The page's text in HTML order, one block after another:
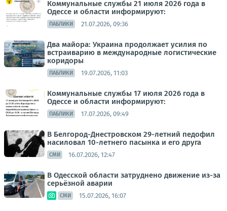
Коммунальные службы 21 июля 2026 года в
Одессе и области информируют:
ПАБЛИКИ 21.07.2026, 09:36
Два майора: Украина продолжает усилия по
встраиварию в международные логистические
коридоры
ПАБЛИКИ 19.07.2026, 11:03
Коммунальные службы 17 июля 2026 года в
Одессе и области информируют:
ПАБЛИКИ 17.07.2026, 09:49
В Белгород-Днестровском 29-летний педофил
насиловал 10-летнего пасынка и его друга
СМИ 16.07.2026, 12:47
В Одесской области затруднено движение из-за
серьёзной аварии
СМИ 15.07.2026, 16:07